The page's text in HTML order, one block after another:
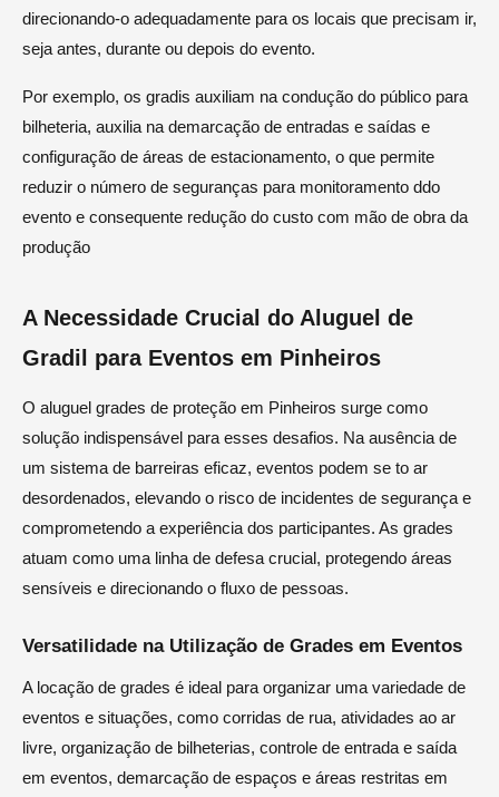
direcionando-o adequadamente para os locais que precisam ir,
seja antes, durante ou depois do evento.
Por exemplo, os gradis auxiliam na condução do público para
bilheteria, auxilia na demarcação de entradas e saídas e
configuração de áreas de estacionamento, o que permite
reduzir o número de seguranças para monitoramento ddo
evento e consequente redução do custo com mão de obra da
produção
A Necessidade Crucial do Aluguel de
Gradil para Eventos em Pinheiros
O aluguel grades de proteção em Pinheiros surge como
solução indispensável para esses desafios. Na ausência de
um sistema de barreiras eficaz, eventos podem se to ar
desordenados, elevando o risco de incidentes de segurança e
comprometendo a experiência dos participantes. As grades
atuam como uma linha de defesa crucial, protegendo áreas
sensíveis e direcionando o fluxo de pessoas.
Versatilidade na Utilização de Grades em Eventos
A locação de grades é ideal para organizar uma variedade de
eventos e situações, como corridas de rua, atividades ao ar
livre, organização de bilheterias, controle de entrada e saída
em eventos, demarcação de espaços e áreas restritas em